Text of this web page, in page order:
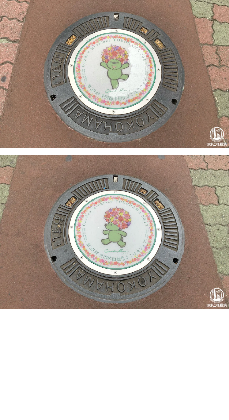
観光ガイド
ランキング
ブログ記事
サイトについて